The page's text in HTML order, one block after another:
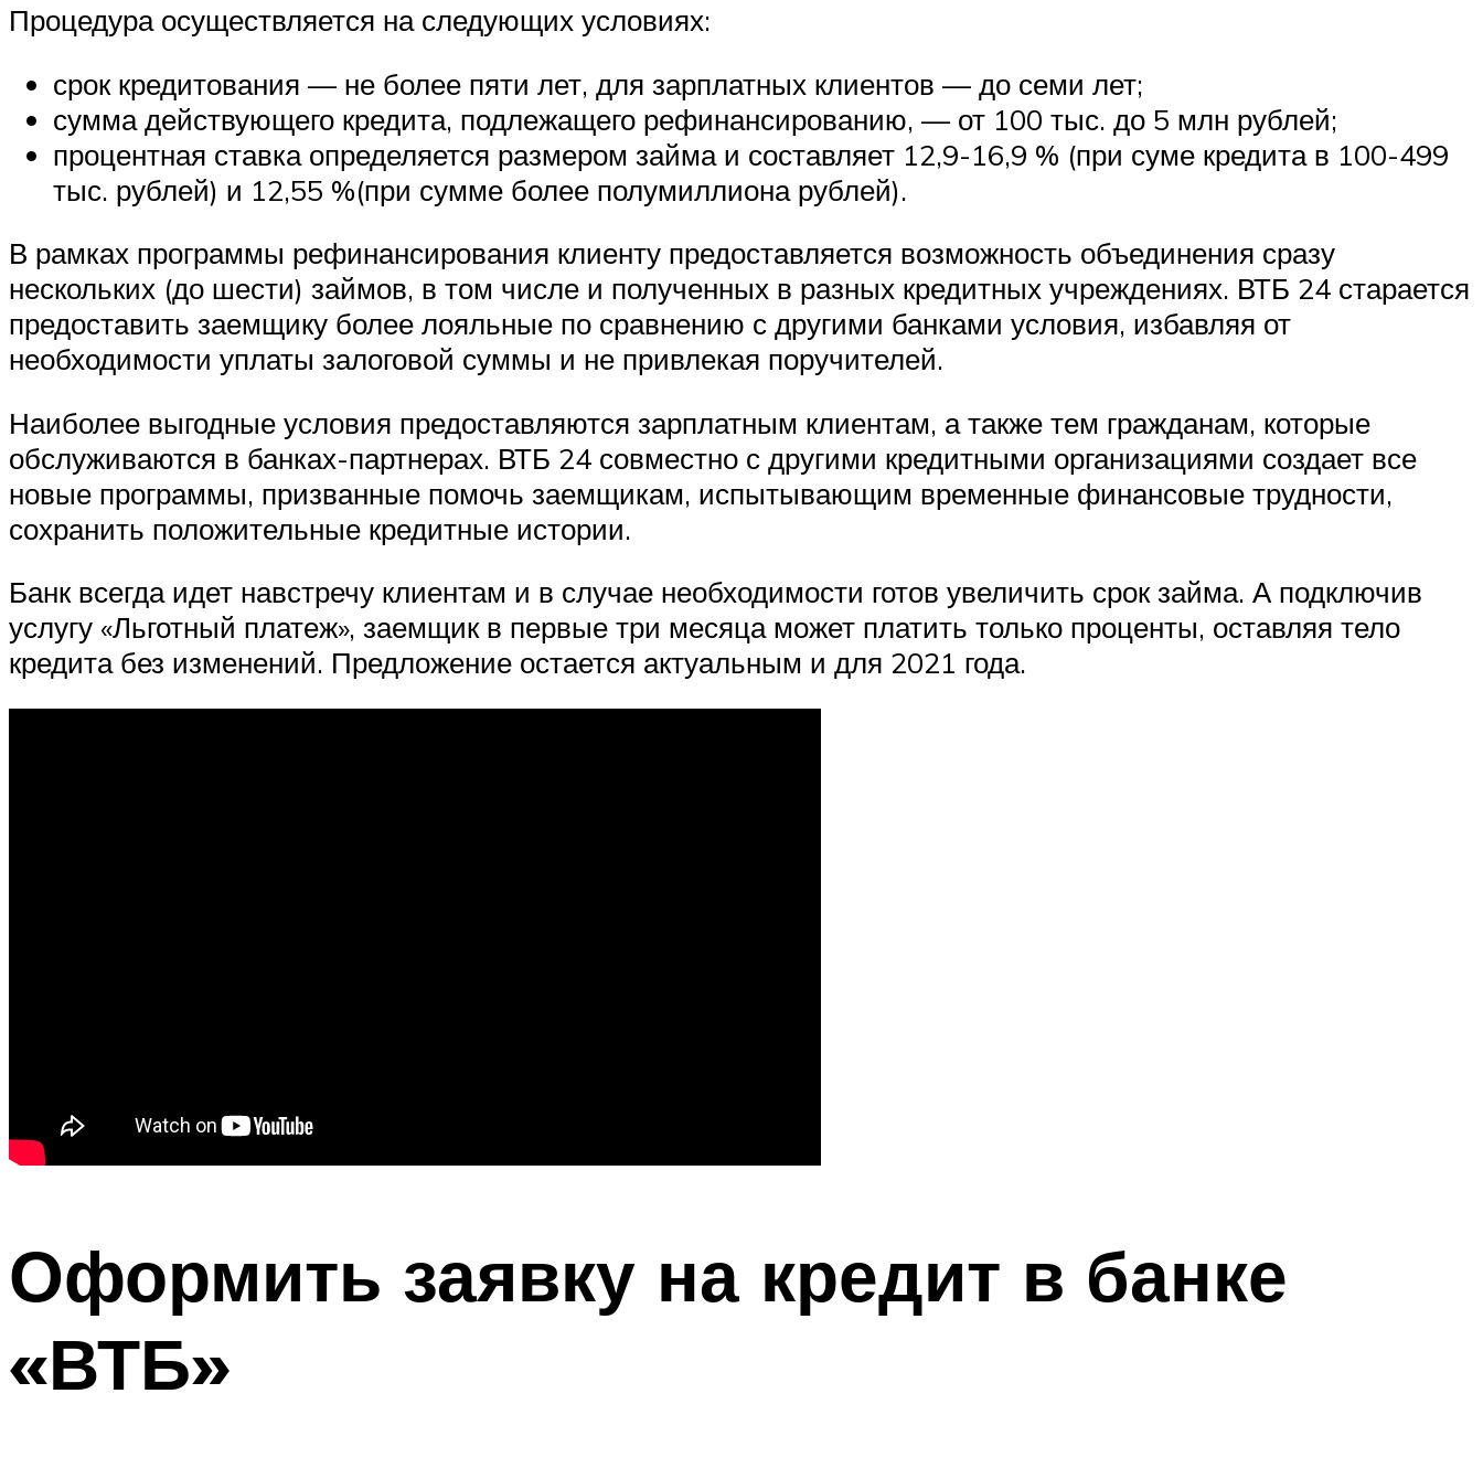
Процедура осуществляется на следующих условиях:
срок кредитования — не более пяти лет, для зарплатных клиентов — до семи лет;
сумма действующего кредита, подлежащего рефинансированию, — от 100 тыс. до 5 млн рублей;
процентная ставка определяется размером займа и составляет 12,9-16,9 % (при суме кредита в 100-499
тыс. рублей) и 12,55 %(при сумме более полумиллиона рублей).
В рамках программы рефинансирования клиенту предоставляется возможность объединения сразу
нескольких (до шести) займов, в том числе и полученных в разных кредитных учреждениях. ВТБ 24 старается
предоставить заемщику более лояльные по сравнению с другими банками условия, избавляя от
необходимости уплаты залоговой суммы и не привлекая поручителей.
Наиболее выгодные условия предоставляются зарплатным клиентам, а также тем гражданам, которые
обслуживаются в банках-партнерах. ВТБ 24 совместно с другими кредитными организациями создает все
новые программы, призванные помочь заемщикам, испытывающим временные финансовые трудности,
сохранить положительные кредитные истории.
Банк всегда идет навстречу клиентам и в случае необходимости готов увеличить срок займа. А подключив
услугу «Льготный платеж», заемщик в первые три месяца может платить только проценты, оставляя тело
кредита без изменений. Предложение остается актуальным и для 2021 года.
Оформить заявку на кредит в банке
«ВТБ»